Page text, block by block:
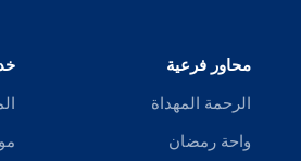
محاور فرعية
الرحمة المهداة
واحة رمضان